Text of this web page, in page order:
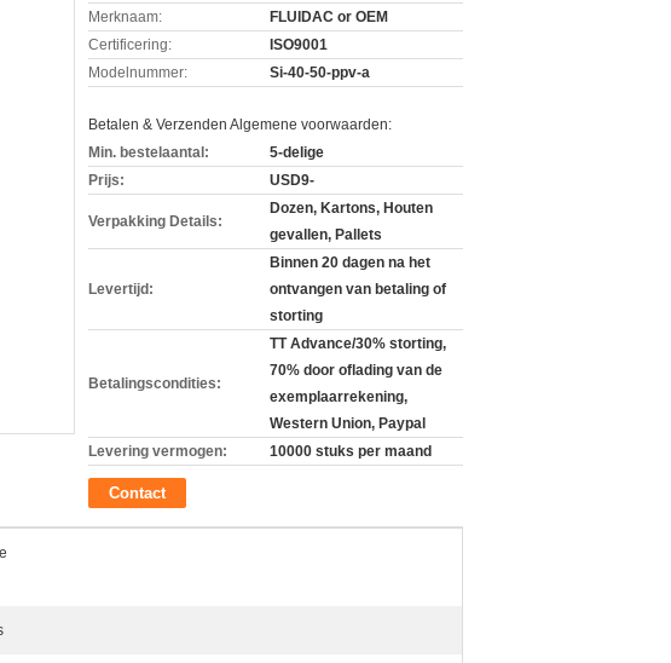
Merknaam:
FLUIDAC or OEM
Certificering:
ISO9001
Modelnummer:
Si-40-50-ppv-a
Betalen & Verzenden Algemene voorwaarden:
Min. bestelaantal:
5-delige
Prijs:
USD9-
Verpakking Details:
Dozen, Kartons, Houten
gevallen, Pallets
Levertijd:
Binnen 20 dagen na het
ontvangen van betaling of
storting
Betalingscondities:
TT Advance/30% storting,
70% door oflading van de
exemplaarrekening,
Western Union, Paypal
Levering vermogen:
10000 stuks per maand
Contact